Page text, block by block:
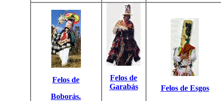
Felos de
Boborás.
Felos de
Garabás
Felos de Esgos